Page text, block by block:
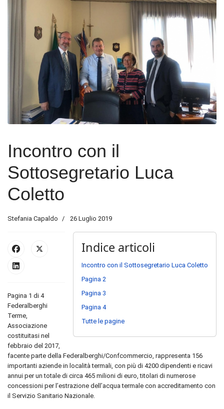
Incontro con il
Sottosegretario Luca
Coletto
Stefania Capaldo 26 Luglio 2019
Indice articoli
Incontro con il Sottosegretario Luca Coletto
Pagina 2
Pagina 3
Pagina 4
Tutte le pagine
Pagina 1 di 4
Federalberghi
Terme,
Associazione
costituitasi nel
febbraio del 2017,
facente parte della Federalberghi/Confcommercio, rappresenta 156
importanti aziende in località termali, con più di 4200 dipendenti e ricavi
annui per un totale di circa 465 milioni di euro, titolari di numerose
concessioni per l’estrazione dell’acqua termale con accreditamento con
il Servizio Sanitario Nazionale.